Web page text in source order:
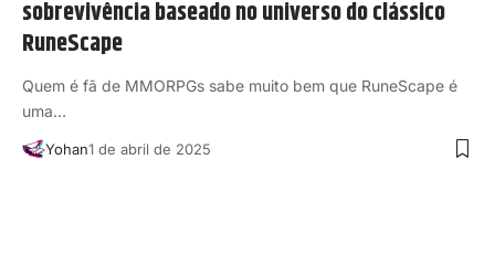
sobrevivência baseado no universo do clássico
RuneScape
Quem é fã de MMORPGs sabe muito bem que RuneScape é
uma…
Yohan1 de abril de 2025